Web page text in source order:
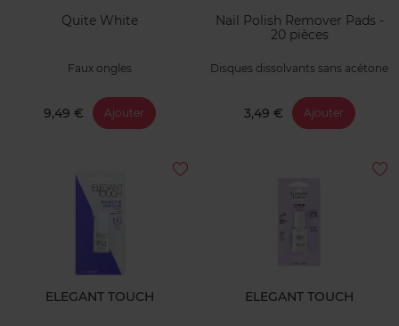
Quite White
Faux ongles
9,49 € Ajouter
Nail Polish Remover Pads -
20 pièces
Disques dissolvants sans acétone
3,49 € Ajouter
ELEGANT TOUCH ELEGANT TOUCH